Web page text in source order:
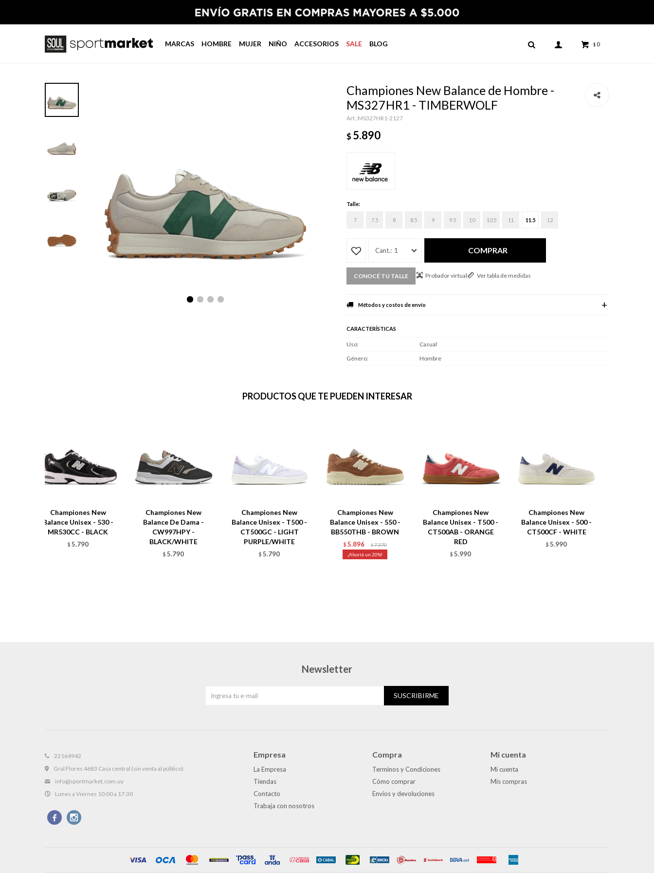
MARCAS HOMBRE MUJER NIÑO ACCESORIOS SALE BLOG $ 0
Championes New Balance de Hombre -
MS327HR1 - TIMBERWOLF
MS327HR1-2127
$5.890
Talle:
7 7.5 8 8.5 9 9.5 10 10.5 11 11.5 12
1 COMPRAR
CONOCÉ TU TALLE Probador virtual Ver tabla de medidas
Métodos y costos de envío
CARACTERÍSTICAS
Uso
Casual
Género
Hombre
PRODUCTOS QUE TE PUEDEN INTERESAR
Championes New
Balance Unisex - 530 -
MR530CC - BLACK
$ 5.790
Championes New
Balance De Dama -
CW997HPY -
BLACK/WHITE
$ 5.790
Championes New
Balance Unisex - T500 -
CT500GC - LIGHT
PURPLE/WHITE
$ 5.790
Championes New
Balance Unisex - 550 -
BB550THB - BROWN
$ 5.896 $ 7.370
20
Championes New
Balance Unisex - T500 -
CT500AB - ORANGE
RED
$ 5.990
Championes New
Balance Unisex - 500 -
CT500CF - WHITE
$ 5.990
22164942
Gral Flores 4683 Casa central (sin venta al público)
info@sportmarket.com.uy
Lunes a Viernes 10:00 a 17:30
 
Empresa
La Empresa
Tiendas
Contacto
Trabaja con nosotros
Compra
Terminos y Condiciones
Cómo comprar
Envíos y devoluciones
Mi cuenta
Mi cuenta
Mis compras
Newsletter
SUSCRIBIRME